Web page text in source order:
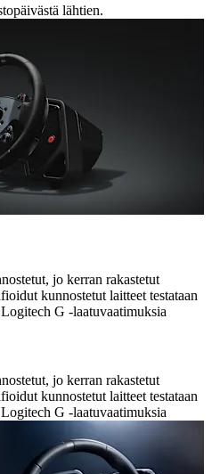
lähtien.
jo kerran rakastetut
kunnostetut laitteet testataan
G -laatuvaatimuksia
jo kerran rakastetut
kunnostetut laitteet testataan
G -laatuvaatimuksia